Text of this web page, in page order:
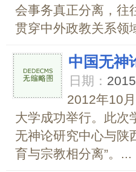
会事务真正分离，往
贯穿中外政教关系领
中国无神
日期：
2012年10
大学成功举行。此次
无神论研究中心与陕
育与宗教相分离”。...